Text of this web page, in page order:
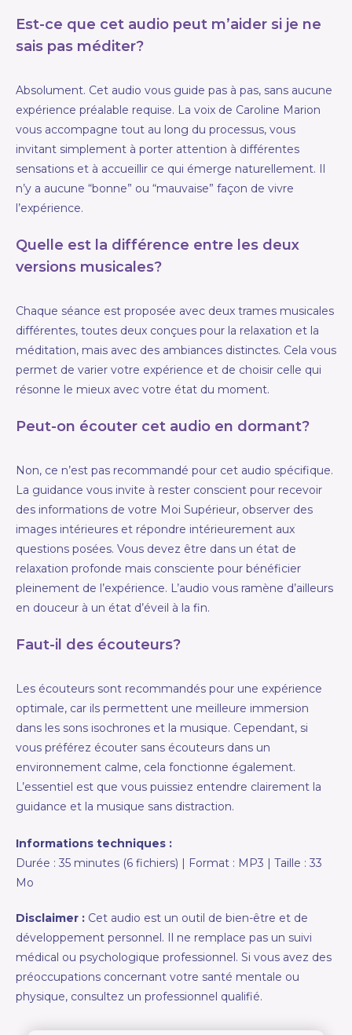
Est-ce que cet audio peut m’aider si je ne
sais pas méditer?
Absolument. Cet audio vous guide pas à pas, sans aucune
expérience préalable requise. La voix de Caroline Marion
vous accompagne tout au long du processus, vous
invitant simplement à porter attention à différentes
sensations et à accueillir ce qui émerge naturellement. Il
n’y a aucune “bonne” ou “mauvaise” façon de vivre
l’expérience.
Quelle est la différence entre les deux
versions musicales?
Chaque séance est proposée avec deux trames musicales
différentes, toutes deux conçues pour la relaxation et la
méditation, mais avec des ambiances distinctes. Cela vous
permet de varier votre expérience et de choisir celle qui
résonne le mieux avec votre état du moment.
Peut-on écouter cet audio en dormant?
Non, ce n’est pas recommandé pour cet audio spécifique.
La guidance vous invite à rester conscient pour recevoir
des informations de votre Moi Supérieur, observer des
images intérieures et répondre intérieurement aux
questions posées. Vous devez être dans un état de
relaxation profonde mais consciente pour bénéficier
pleinement de l’expérience. L’audio vous ramène d’ailleurs
en douceur à un état d’éveil à la fin.
Faut-il des écouteurs?
Les écouteurs sont recommandés pour une expérience
optimale, car ils permettent une meilleure immersion
dans les sons isochrones et la musique. Cependant, si
vous préférez écouter sans écouteurs dans un
environnement calme, cela fonctionne également.
L’essentiel est que vous puissiez entendre clairement la
guidance et la musique sans distraction.
Informations techniques :
Durée : 35 minutes (6 fichiers) | Format : MP3 | Taille : 33
Mo
Disclaimer : Cet audio est un outil de bien-être et de
développement personnel. Il ne remplace pas un suivi
médical ou psychologique professionnel. Si vous avez des
préoccupations concernant votre santé mentale ou
physique, consultez un professionnel qualifié.